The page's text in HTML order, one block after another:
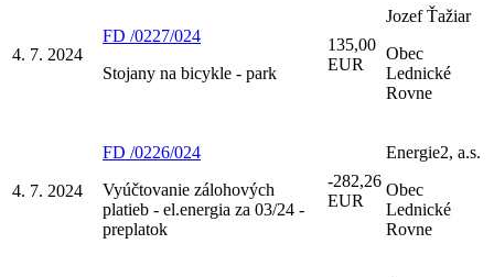
4. 7. 2024
FD /0227/024
Stojany na bicykle - park
135,00
EUR
Jozef Ťažiar
Obec
Lednické
Rovne
4. 7. 2024
FD /0226/024
Vyúčtovanie zálohových
platieb - el.energia za 03/24 -
preplatok
-282,26
EUR
Energie2, a.s.
Obec
Lednické
Rovne